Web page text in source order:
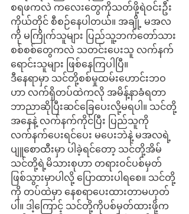
စရဖကလဲ ကလေးတွေကိုသတ်ဖို့ရဲဝင်းဦး
ကိုယ်တိုင် စီစဉ်နေပါတယ်။ အချို့ မအလ
ကို မကြိုက်သူများ ပြည်သူ့ဘက်တော်သား
စစ်စစ်တွေကလဲ သတင်းပေးသူ လက်နက်
ရောင်းသူများ ဖြစ်နေကြပါပြီ။
ဒီနေရာမှာ သင်တို့စစ်မှုထမ်းဟောင်းဘဝ
ဟာ လက်ရှိတပ်ထဲကလို အမိန့်နာခံရတာ
ဘာညာဆိုပြီးဆင်ခြေပေးလို့မရပါ။ သင်တို့
အနေနဲ့ လက်နက်ကိုင်ပြီး ပြည်သူကို
လက်နက်ပေးရင်ပေး မပေးဘဲနဲ့ မအလရဲ့
ပျူစောထီးမှာ ပါခဲ့ရင်တော့ သင်တို့အိမ်
သင်တို့ရဲ့မိသားစုဟာ တရားဝင်ပစ်မှတ်
ဖြစ်သွားမှာပါလို့ ပြောထားပါရစေ။ သင်တို့
ကို တပ်ထဲမှာ နေစရာပေးထားတာမဟုတ်
ပါ။ ဒါ့ကြောင့် သင်တို့ကိုပစ်မှတ်ထားဖို့က